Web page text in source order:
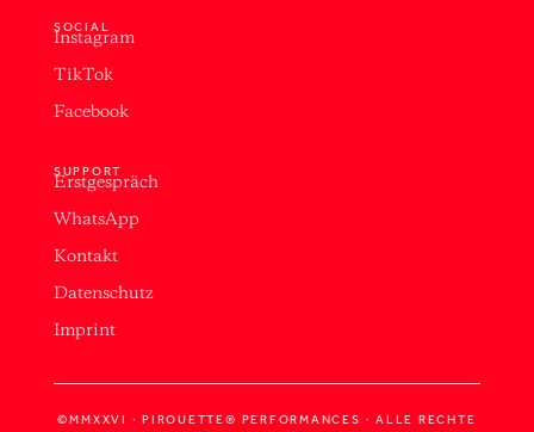
SOCIAL
Instagram
TikTok
Facebook
SUPPORT
Erstgespräch
WhatsApp
Kontakt
Datenschutz
Imprint
©MMXXVI · PIROUETTE® PERFORMANCES · ALLE RECHTE